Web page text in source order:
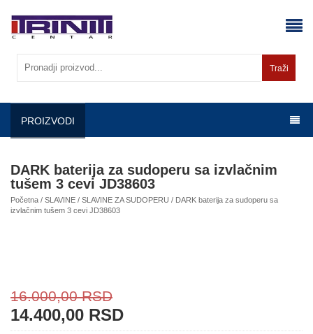
content
Traži
PROIZVODI
DARK baterija za sudoperu sa izvlačnim
tušem 3 cevi JD38603
Početna / SLAVINE / SLAVINE ZA SUDOPERU / DARK baterija za sudoperu sa
izvlačnim tušem 3 cevi JD38603
16.000,00RSD
14.400,00 RSD